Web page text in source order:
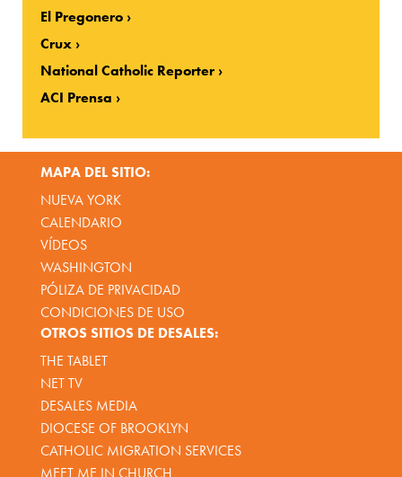
El Pregonero
Crux
National Catholic Reporter
ACI Prensa
MAPA DEL SITIO:
NUEVA YORK
CALENDARIO
VÍDEOS
WASHINGTON
PÓLIZA DE PRIVACIDAD
CONDICIONES DE USO
OTROS SITIOS DE DESALES:
THE TABLET
NET TV
DESALES MEDIA
DIOCESE OF BROOKLYN
CATHOLIC MIGRATION SERVICES